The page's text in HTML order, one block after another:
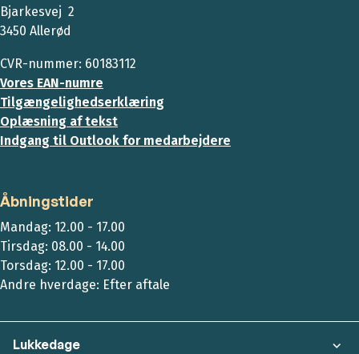
Bjarkesvej 2
3450 Allerød
CVR-nummer: 60183112
Vores EAN-numre
Tilgængelighedserklæring
Oplæsning af tekst
Indgang til Outlook for medarbejdere
Åbningstider
Mandag: 12.00 - 17.00
Tirsdag: 08.00 - 14.00
Torsdag: 12.00 - 17.00
Andre hverdage: Efter aftale
Lukkedage